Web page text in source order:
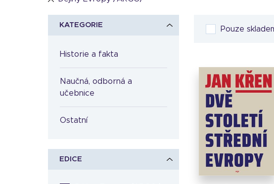
KATEGORIE
Historie a fakta
Naučná, odborná a
učebnice
Ostatní
EDICE
Pouze